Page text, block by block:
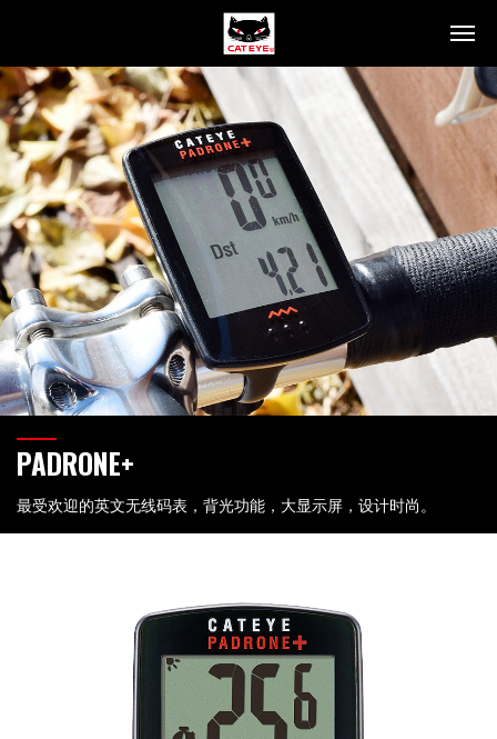
产品信息
头灯 尾灯
智能同步车灯 码表
车身商品 人身商品
码表介绍
灯光介绍
技术支持
关于猫眼
Language
PADRONE+
最受欢迎的英文无线码表，背光功能，大显示屏，设计时尚。